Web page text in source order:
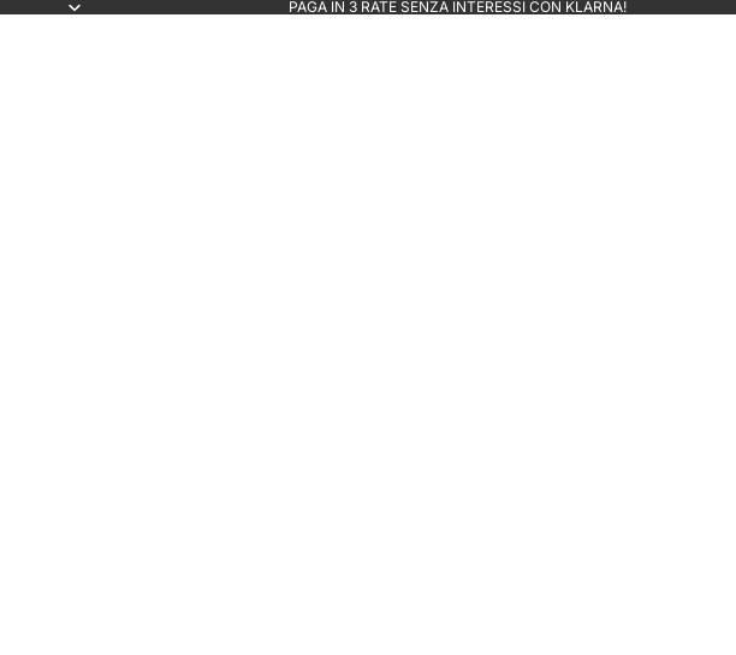
PAGA IN 3 RATE SENZA INTERESSI CON KLARNA!